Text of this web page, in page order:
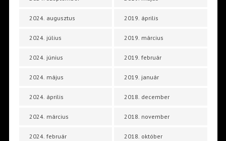
2024. augusztus
2024. július
2024. június
2024. május
2024. április
2024. március
2024. február
2019. április
2019. március
2019. február
2019. január
2018. december
2018. november
2018. október